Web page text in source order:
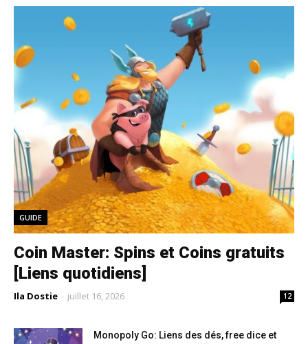
GUIDE
Coin Master: Spins et Coins gratuits
[Liens quotidiens]
Ila Dostie - juillet 16, 2026 12
Monopoly Go: Liens des dés, free dice et